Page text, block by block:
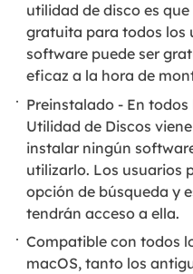
utilidad de disco es
gratuita para todos los
software puede ser
eficaz a la hora de
Preinstalado - En
Utilidad de Discos
instalar ningún
utilizarlo. Los usuarios
opción de búsqueda y
tendrán acceso a ella.
Compatible con todos
macOS, tanto los